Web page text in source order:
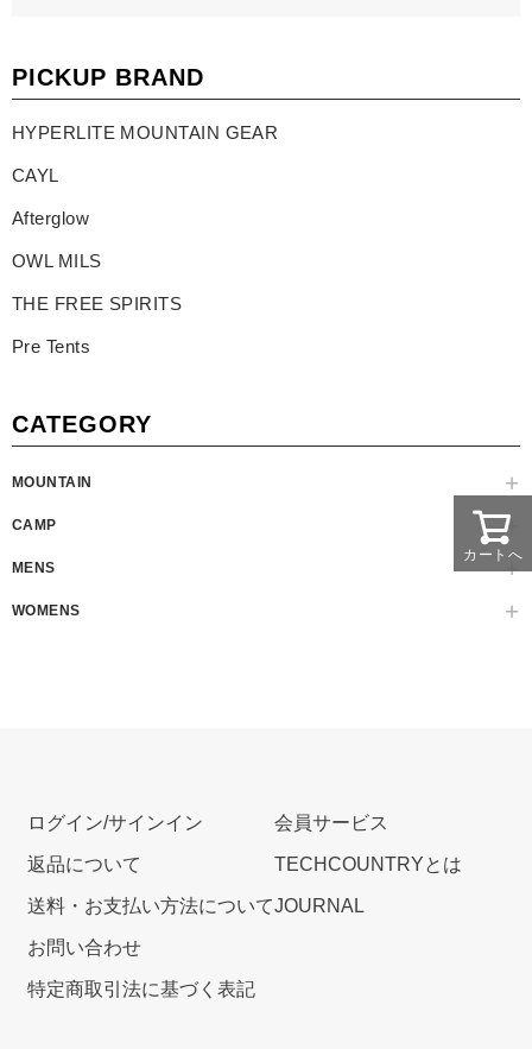
PICKUP BRAND
HYPERLITE MOUNTAIN GEAR
CAYL
Afterglow
OWL MILS
THE FREE SPIRITS
Pre Tents
CATEGORY
MOUNTAIN
CAMP
MENS
WOMENS
カートへ
ログイン/サインイン
返品について
送料・お支払い方法について
お問い合わせ
特定商取引法に基づく表記
会員サービス
TECHCOUNTRYとは
JOURNAL